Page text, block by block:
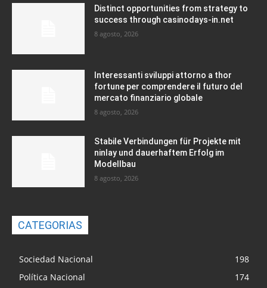
Distinct opportunities from strategy to
success through casinodays-in.net
8 agosto, 2026
Interessanti sviluppi attorno a thor
fortune per comprendere il futuro del
mercato finanziario globale
8 agosto, 2026
Stabile Verbindungen für Projekte mit
ninlay und dauerhaftem Erfolg im
Modellbau
8 agosto, 2026
CATEGORIAS
Sociedad Nacional
198
Política Nacional
174